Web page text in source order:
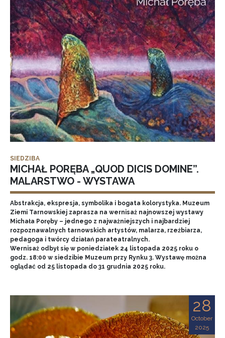
SIEDZIBA
MICHAŁ PORĘBA „QUOD DICIS DOMINE”.
MALARSTWO - WYSTAWA
Abstrakcja, ekspresja, symbolika i bogata kolorystyka. Muzeum
Ziemi Tarnowskiej zaprasza na wernisaż najnowszej wystawy
Michała Poręby – jednego z najważniejszych i najbardziej
rozpoznawalnych tarnowskich artystów, malarza, rzeźbiarza,
pedagoga i twórcy działań parateatralnych.
Wernisaż odbył się w poniedziałek 24 listopada 2025 roku o
godz. 18:00 w siedzibie Muzeum przy Rynku 3. Wystawę można
oglądać od 25 listopada do 31 grudnia 2025 roku.
28
October
2025